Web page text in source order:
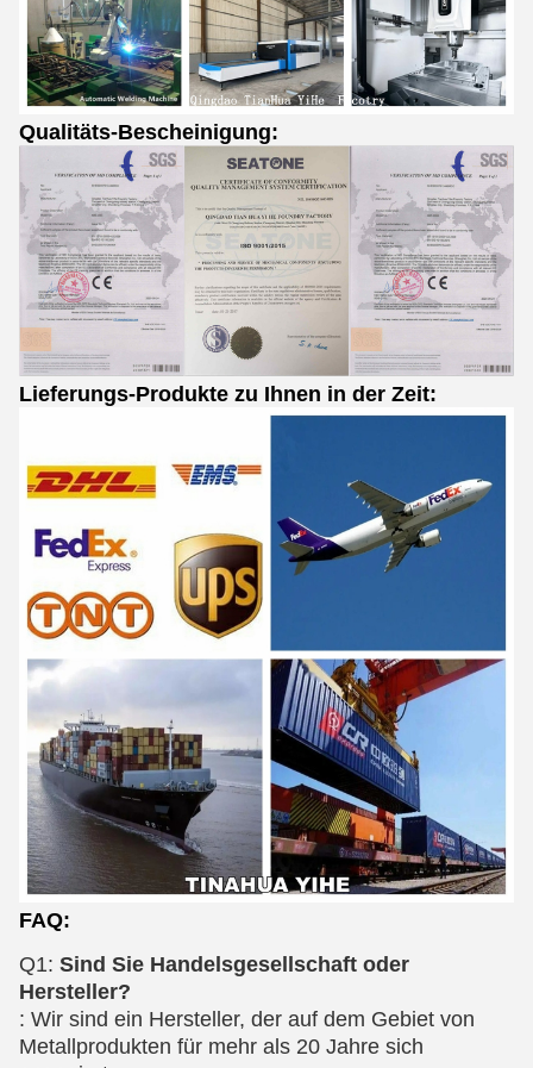
Qualitäts-Bescheinigung:
Lieferungs-Produkte zu Ihnen in der Zeit:
FAQ:
Q1: Sind Sie Handelsgesellschaft oder
Hersteller?
: Wir sind ein Hersteller, der auf dem Gebiet von
Metallprodukten für mehr als 20 Jahre sich